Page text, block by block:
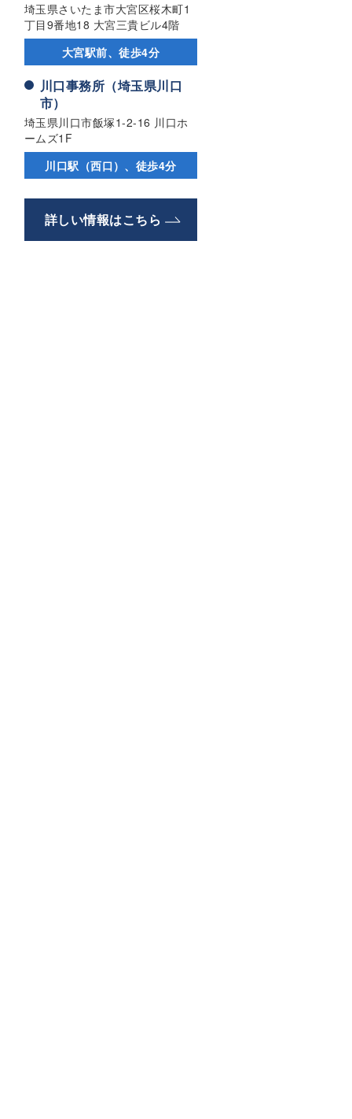
埼玉県さいたま市大宮区桜木町1
丁目9番地18 大宮三貴ビル4階
大宮駅前、徒歩4分
川口事務所（埼玉県川口
市）
埼玉県川口市飯塚1-2-16 川口ホ
ームズ1F
川口駅（西口）、徒歩4分
詳しい情報はこちら